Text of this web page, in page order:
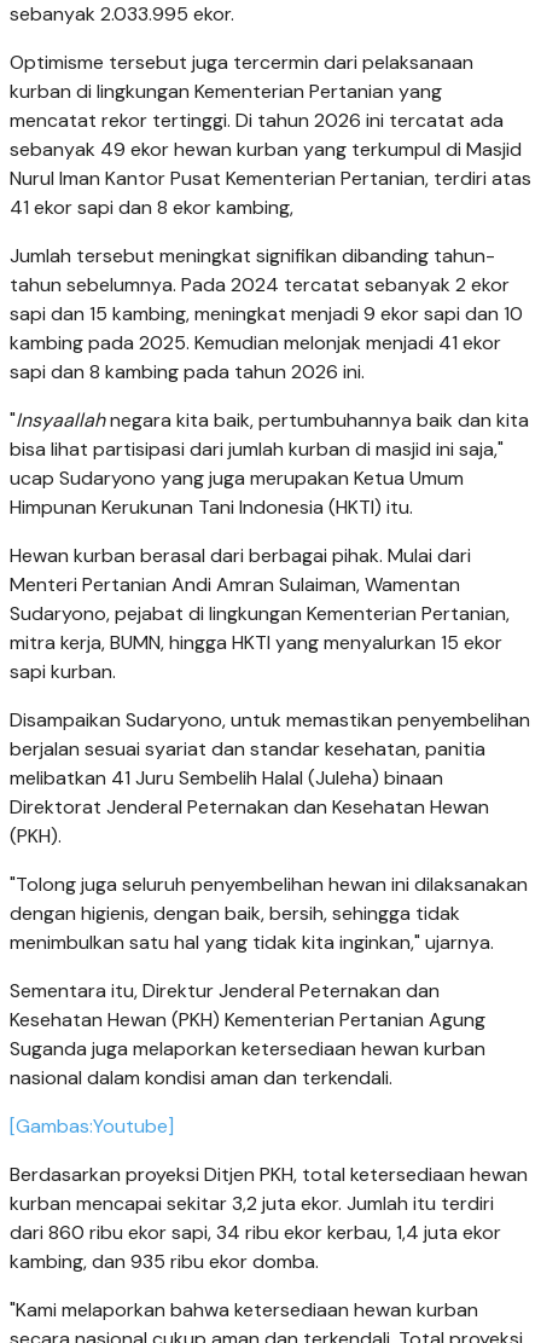
sebanyak 2.033.995 ekor.
Optimisme tersebut juga tercermin dari pelaksanaan
kurban di lingkungan Kementerian Pertanian yang
mencatat rekor tertinggi. Di tahun 2026 ini tercatat ada
sebanyak 49 ekor hewan kurban yang terkumpul di Masjid
Nurul Iman Kantor Pusat Kementerian Pertanian, terdiri atas
41 ekor sapi dan 8 ekor kambing,
Jumlah tersebut meningkat signifikan dibanding tahun-
tahun sebelumnya. Pada 2024 tercatat sebanyak 2 ekor
sapi dan 15 kambing, meningkat menjadi 9 ekor sapi dan 10
kambing pada 2025. Kemudian melonjak menjadi 41 ekor
sapi dan 8 kambing pada tahun 2026 ini.
"Insyaallahnegara kita baik, pertumbuhannya baik dan kita
bisa lihat partisipasi dari jumlah kurban di masjid ini saja,"
ucap Sudaryono yang juga merupakan Ketua Umum
Himpunan Kerukunan Tani Indonesia (HKTI) itu.
Hewan kurban berasal dari berbagai pihak. Mulai dari
Menteri Pertanian Andi Amran Sulaiman, Wamentan
Sudaryono, pejabat di lingkungan Kementerian Pertanian,
mitra kerja, BUMN, hingga HKTI yang menyalurkan 15 ekor
sapi kurban.
Disampaikan Sudaryono, untuk memastikan penyembelihan
berjalan sesuai syariat dan standar kesehatan, panitia
melibatkan 41 Juru Sembelih Halal (Juleha) binaan
Direktorat Jenderal Peternakan dan Kesehatan Hewan
(PKH).
"Tolong juga seluruh penyembelihan hewan ini dilaksanakan
dengan higienis, dengan baik, bersih, sehingga tidak
menimbulkan satu hal yang tidak kita inginkan," ujarnya.
Sementara itu, Direktur Jenderal Peternakan dan
Kesehatan Hewan (PKH) Kementerian Pertanian Agung
Suganda juga melaporkan ketersediaan hewan kurban
nasional dalam kondisi aman dan terkendali.
[Gambas:Youtube]
Berdasarkan proyeksi Ditjen PKH, total ketersediaan hewan
kurban mencapai sekitar 3,2 juta ekor. Jumlah itu terdiri
dari 860 ribu ekor sapi, 34 ribu ekor kerbau, 1,4 juta ekor
kambing, dan 935 ribu ekor domba.
"Kami melaporkan bahwa ketersediaan hewan kurban